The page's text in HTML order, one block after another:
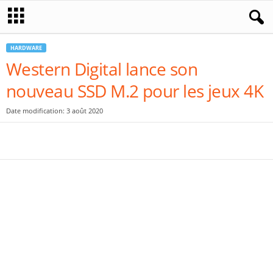
HARDWARE
Western Digital lance son
nouveau SSD M.2 pour les jeux 4K
Date modification: 3 août 2020